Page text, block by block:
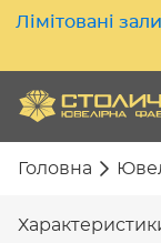
Лімітовані
Головна